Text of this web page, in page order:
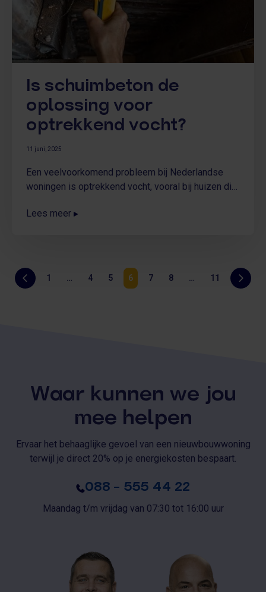
Is schuimbeton de
oplossing voor
optrekkend vocht?
11 juni, 2025
Een veelvoorkomend probleem bij Nederlandse
woningen is optrekkend vocht, vooral bij huizen die
grondvocht/grondwater via de fundering en de
onaangenaam, maar ook slecht voor je gezondheid
én je woning.
Lees meer
Vorige Pagina
1 Pagina
4 Pagina
5 Pagina
6 Pagina
7 Pagina
8 Pagina
11
Waar kunnen we jou
mee helpen
Ervaar het behaaglijke gevoel van een nieuwbouwwoning
terwijl je direct 20% op je energiekosten bespaart.
088 – 555 44 22
Maandag t/m vrijdag van 07:30 tot 16:00 uur